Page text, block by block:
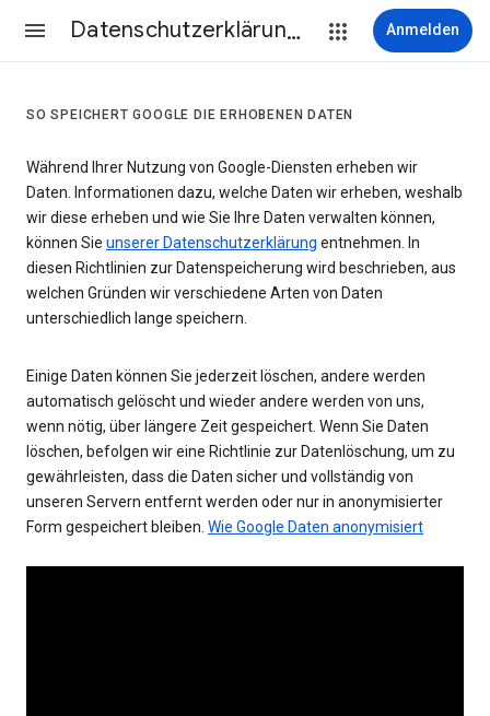
Datenschutzerklärung & Nutzungsbedingungen Anmelden
SO SPEICHERT GOOGLE DIE ERHOBENEN DATEN
Während Ihrer Nutzung von Google-Diensten erheben wir
Daten. Informationen dazu, welche Daten wir erheben, weshalb
wir diese erheben und wie Sie Ihre Daten verwalten können,
können Sie unserer Datenschutzerklärung entnehmen. In
diesen Richtlinien zur Datenspeicherung wird beschrieben, aus
welchen Gründen wir verschiedene Arten von Daten
unterschiedlich lange speichern.
Einige Daten können Sie jederzeit löschen, andere werden
automatisch gelöscht und wieder andere werden von uns,
wenn nötig, über längere Zeit gespeichert. Wenn Sie Daten
löschen, befolgen wir eine Richtlinie zur Datenlöschung, um zu
gewährleisten, dass die Daten sicher und vollständig von
unseren Servern entfernt werden oder nur in anonymisierter
Form gespeichert bleiben. Wie Google Daten anonymisiert